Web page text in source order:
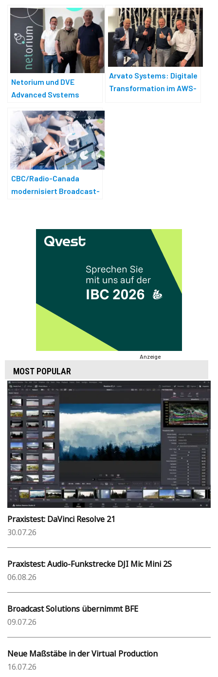
Netorium und DVE
Advanced Systems
Arvato Systems: Digitale
Transformation im AWS-
CBC/Radio-Canada
modernisiert Broadcast-
Anzeige
MOST POPULAR
Praxistest: DaVinci Resolve 21
30.07.26
Praxistest: Audio-Funkstrecke DJI Mic Mini 2S
06.08.26
Broadcast Solutions übernimmt BFE
09.07.26
Neue Maßstäbe in der Virtual Production
16.07.26